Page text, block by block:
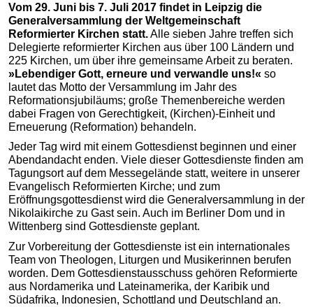
Vom 29. Juni bis 7. Juli 2017 findet in Leipzig die
Generalversammlung der Weltgemeinschaft
Reformierter Kirchen statt.Alle sieben Jahre treffen sich
Delegierte reformierter Kirchen aus über 100 Ländern und
225 Kirchen, um über ihre gemeinsame Arbeit zu beraten.
»Lebendiger Gott, erneure und verwandle uns!« so
lautet das Motto der Versammlung im Jahr des
Reformationsjubiläums; große Themenbereiche werden
dabei Fragen von Gerechtigkeit, (Kirchen)-Einheit und
Erneuerung (Reformation) behandeln.
Jeder Tag wird mit einem Gottesdienst beginnen und einer
Abendandacht enden. Viele dieser Gottesdienste finden am
Tagungsort auf dem Messegelände statt, weitere in unserer
Evangelisch Reformierten Kirche; und zum
Eröffnungsgottesdienst wird die Generalversammlung in der
Nikolaikirche zu Gast sein. Auch im Berliner Dom und in
Wittenberg sind Gottesdienste geplant.
Zur Vorbereitung der Gottesdienste ist ein internationales
Team von Theologen, Liturgen und Musikerinnen berufen
worden. Dem Gottesdienstausschuss gehören Reformierte
aus Nordamerika und Lateinamerika, der Karibik und
Südafrika, Indonesien, Schottland und Deutschland an.